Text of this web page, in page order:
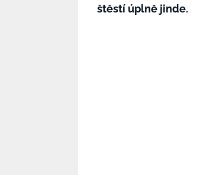
štěstí úplně jinde.